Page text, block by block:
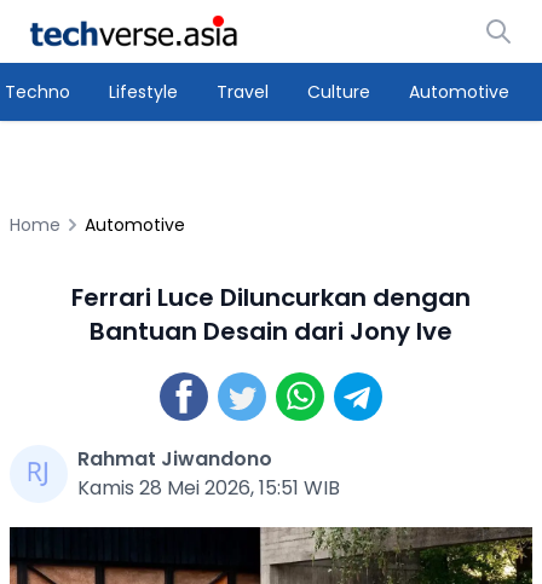
Techno Lifestyle Travel Culture Automotive
Home Automotive
Ferrari Luce Diluncurkan dengan
Bantuan Desain dari Jony Ive
Rahmat Jiwandono
Kamis 28 Mei 2026, 15:51 WIB